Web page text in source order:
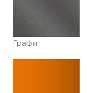
Графит